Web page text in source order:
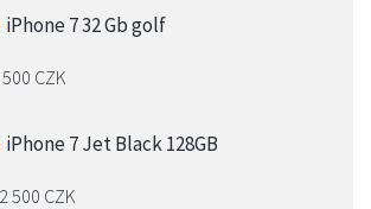
iPhone 7 32 Gb golf
CZK
iPhone 7 Jet Black 128GB
500 CZK